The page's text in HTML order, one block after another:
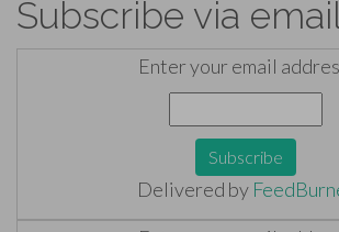
Subscribe via
Enter your email
Delivered by